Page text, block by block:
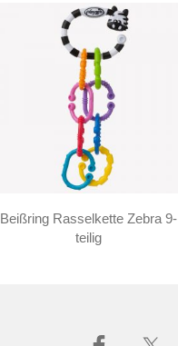
Beißring Rasselkette Zebra 9-
teilig